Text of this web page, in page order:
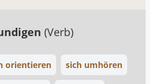
(Verb)
orientieren sich umhören